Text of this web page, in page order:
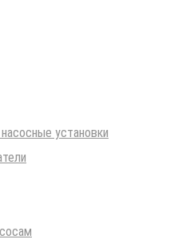
установки